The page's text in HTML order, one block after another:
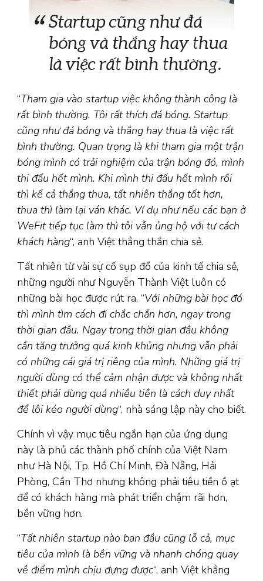
“Tham gia vào startup việc không thành công là
rất bình thường. Tôi rất thích đá bóng. Startup
cũng như đá bóng và thắng hay thua là việc rất
bình thường. Quan trọng là khi tham gia một trận
bóng mình có trải nghiệm của trận bóng đó, mình
thi đấu hết mình. Khi mình thi đấu hết mình rồi
thì kể cả thắng thua, tất nhiên thắng tốt hơn,
thua thì làm lại ván khác. Ví dụ như nếu các bạn ở
WeFit tiếp tục làm thì tôi vẫn ủng hộ với tư cách
khách hàng“, anh Việt thẳng thắn chia sẻ.
Tất nhiên từ vài sự cố sụp đổ của kinh tế chia sẻ,
những người như Nguyễn Thành Việt luôn có
những bài học được rút ra. “Với những bài học đó
thì mình tìm cách đi chắc chắn hơn, ngay trong
thời gian đầu. Ngay trong thời gian đầu không
cần tăng trưởng quá kinh khủng nhưng vẫn phải
có những cái giá trị riêng của mình. Những giá trị
người dùng có thể cảm nhận được và không nhất
thiết phải dùng quá nhiều tiền là cách duy nhất
để lôi kéo người dùng“, nhà sáng lập này cho biết.
Chính vì vậy mục tiêu ngắn hạn của ứng dụng
này là phủ các thành phố chính của Việt Nam
như Hà Nội, Tp. Hồ Chí Minh, Đà Nẵng, Hải
Phòng, Cần Thơ nhưng không phải tiêu tiền ồ ạt
để có khách hàng mà phát triển chậm rãi hơn,
bền vững hơn.
“Tất nhiên startup nào ban đầu cũng lỗ cả, mục
tiêu của mình là bền vững và nhanh chóng quay
về điểm mình chịu đựng được“, anh Việt khẳng